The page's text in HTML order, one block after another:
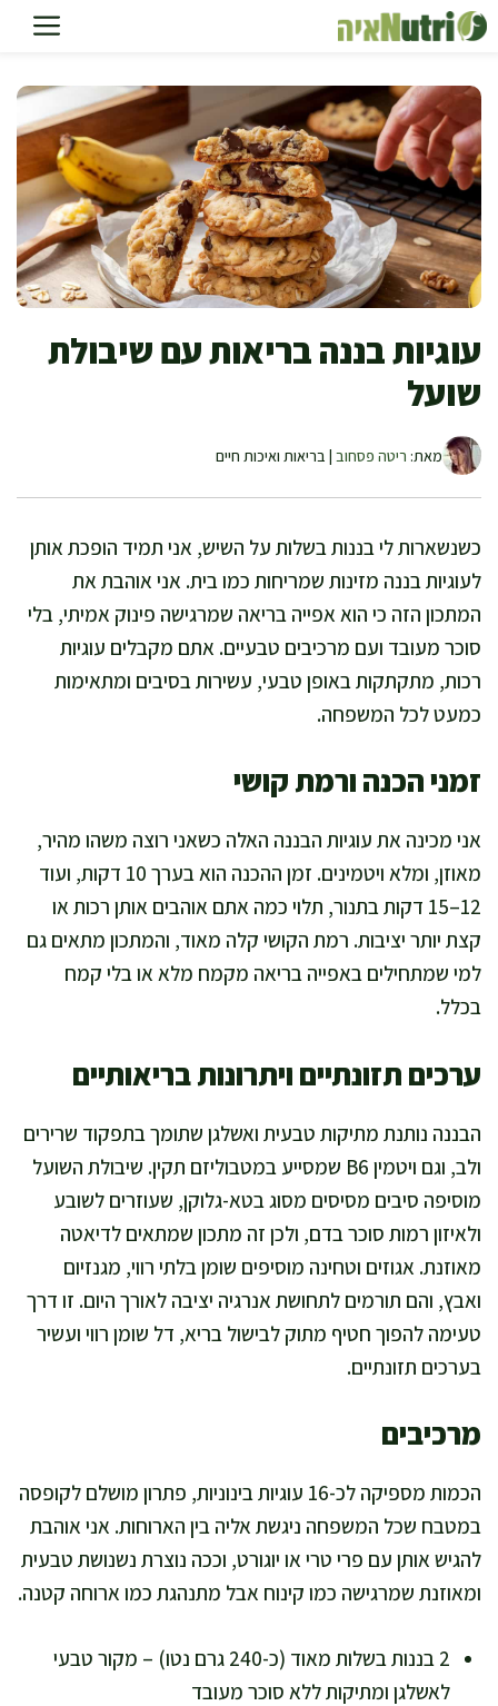
לדלג
לתוכן
עוגיות בננה בריאות עם שיבולת
שועל
מאת: ריטה פסחוב | בריאות ואיכות חיים
כשנשארות לי בננות בשלות על השיש, אני תמיד הופכת אותן
לעוגיות בננה מזינות שמריחות כמו בית. אני אוהבת את
המתכון הזה כי הוא אפייה בריאה שמרגישה פינוק אמיתי, בלי
סוכר מעובד ועם מרכיבים טבעיים. אתם מקבלים עוגיות
רכות, מתקתקות באופן טבעי, עשירות בסיבים ומתאימות
כמעט לכל המשפחה.
זמני הכנה ורמת קושי
אני מכינה את עוגיות הבננה האלה כשאני רוצה משהו מהיר,
מאוזן, ומלא ויטמינים. זמן ההכנה הוא בערך 10 דקות, ועוד
12–15 דקות בתנור, תלוי כמה אתם אוהבים אותן רכות או
קצת יותר יציבות. רמת הקושי קלה מאוד, והמתכון מתאים גם
למי שמתחילים באפייה בריאה מקמח מלא או בלי קמח
בכלל.
ערכים תזונתיים ויתרונות בריאותיים
הבננה נותנת מתיקות טבעית ואשלגן שתומך בתפקוד שרירים
ולב, וגם ויטמין B6 שמסייע במטבוליזם תקין. שיבולת השועל
מוסיפה סיבים מסיסים מסוג בטא-גלוקן, שעוזרים לשובע
ולאיזון רמות סוכר בדם, ולכן זה מתכון שמתאים לדיאטה
מאוזנת. אגוזים וטחינה מוסיפים שומן בלתי רווי, מגנזיום
ואבץ, והם תורמים לתחושת אנרגיה יציבה לאורך היום. זו דרך
טעימה להפוך חטיף מתוק לבישול בריא, דל שומן רווי ועשיר
בערכים תזונתיים.
מרכיבים
הכמות מספיקה לכ-16 עוגיות בינוניות, פתרון מושלם לקופסה
במטבח שכל המשפחה ניגשת אליה בין הארוחות. אני אוהבת
להגיש אותן עם פרי טרי או יוגורט, וככה נוצרת נשנושת טבעית
ומאוזנת שמרגישה כמו קינוח אבל מתנהגת כמו ארוחה קטנה.
2 בננות בשלות מאוד (כ-240 גרם נטו) – מקור טבעי
לאשלגן ומתיקות ללא סוכר מעובד